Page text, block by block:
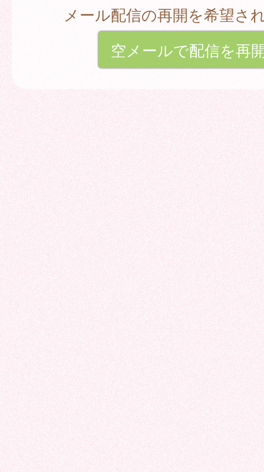
メール配信の再開を希望さ
空メールで配信を再